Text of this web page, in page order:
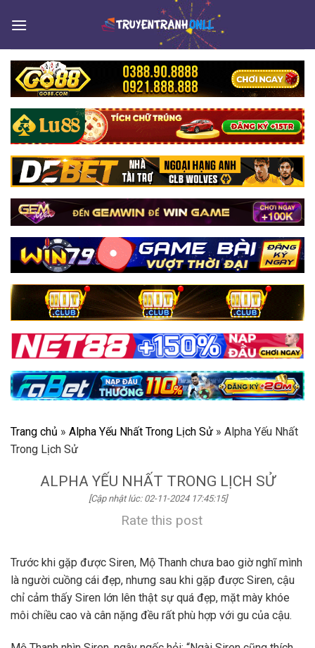
Trang chủ » Alpha Yếu Nhất Trong Lịch Sử » Alpha Yếu Nhất
Trong Lịch Sử
ALPHA YẾU NHẤT TRONG LỊCH SỬ
[Cập nhật lúc: 02-11-2024 17:45:15]
Rate this post
Trước khi gặp được Siren, Mộ Thanh chưa bao giờ nghĩ mình
là người cuồng cái đẹp, nhưng sau khi gặp được Siren, cậu
chỉ cảm thấy Siren lớn lên thật sự quá đẹp, mặt mày khóe
môi chiều cao và cân nặng đều rất phù hợp với gu của cậu.